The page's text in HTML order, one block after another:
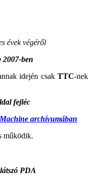
évek végéről
2007-ben
idején csakTTC-nek
fejléc
archívumában
működik.
PDA